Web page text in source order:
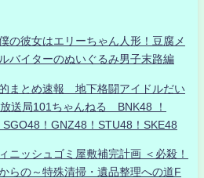
彼女はエリーちゃん人形！豆腐メ
バイターのぬいぐるみ男子末路編
まとめ速報 地下格闘アイドルだい
送局101ちゃんねる BNK48 ！
！GNZ48！STU48！SKE48
ニッシュゴミ屋敷補完計画 ＜必殺！
らの～特殊清掃・遺品整理への道F